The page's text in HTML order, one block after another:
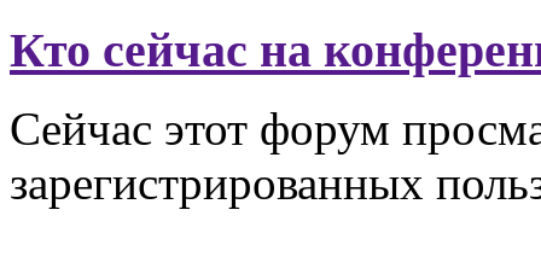
Кто сейчас на
Сейчас этот форум
зарегистрированных